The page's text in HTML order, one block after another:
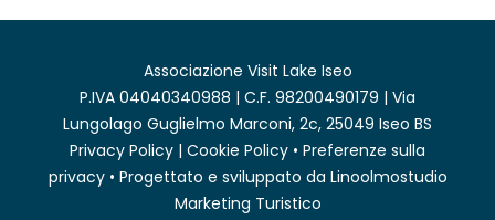
Associazione Visit Lake Iseo
P.IVA 04040340988 | C.F. 98200490179 | Via
Lungolago Guglielmo Marconi, 2c, 25049 Iseo BS
Privacy Policy | Cookie Policy • Preferenze sulla
privacy• Progettato e sviluppato da Linoolmostudio
Marketing Turistico